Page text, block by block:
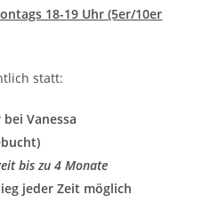
18-19 Uhr (5er/10er
statt:
Vanessa
bis zu 4 Monate
jeder Zeit möglich